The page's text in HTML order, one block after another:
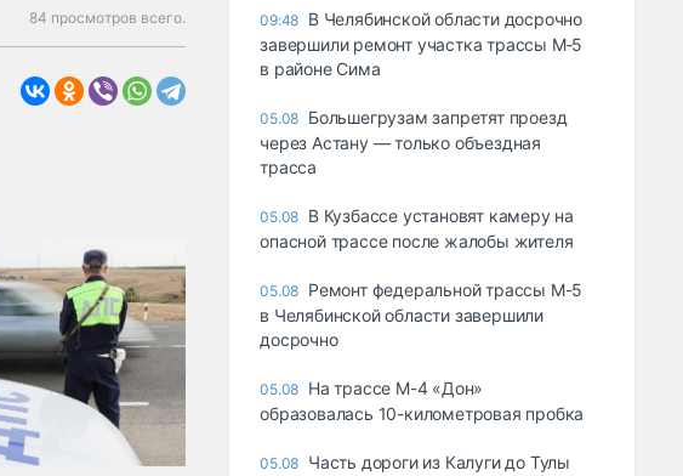
84 просмотров всего.
09:48 В Челябинской области досрочно
завершили ремонт участка трассы М‑5
в районе Сима
05.08 Большегрузам запретят проезд
через Астану — только объездная
трасса
05.08 В Кузбассе установят камеру на
опасной трассе после жалобы жителя
05.08 Ремонт федеральной трассы М-5
в Челябинской области завершили
досрочно
05.08 На трассе М-4 «Дон»
образовалась 10-километровая пробка
05.08 Часть дороги из Калуги до Тулы